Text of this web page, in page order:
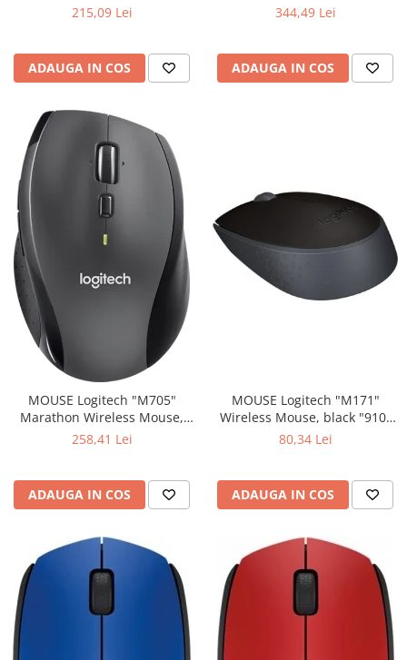
215,09 Lei
ADAUGA IN COS
344,49 Lei
ADAUGA IN COS
MOUSE Logitech "M705"
Marathon Wireless Mouse,
black "910-001949" (include
258,41 Lei
ADAUGA IN COS
MOUSE Logitech "M171"
Wireless Mouse, black "910-
80,34 Lei
ADAUGA IN COS